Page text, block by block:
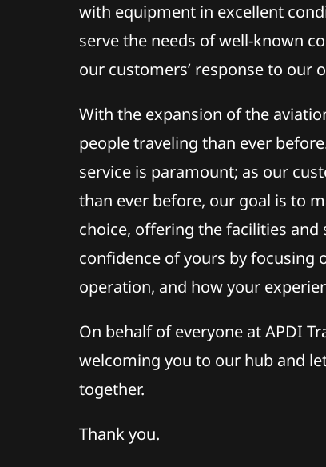
with equipment in excellent
serve the needs of well-known
our customers’ response to our
With the expansion of the
people traveling than ever
service is paramount; as our
than ever before, our goal is to
choice, offering the facilities
confidence of yours by focusing
operation, and how your
On behalf of everyone at APDI
welcoming you to our hub and
together.
Thank you.